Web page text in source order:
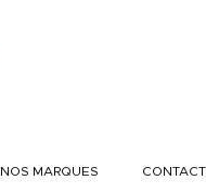
NOS MARQUES CONTACT